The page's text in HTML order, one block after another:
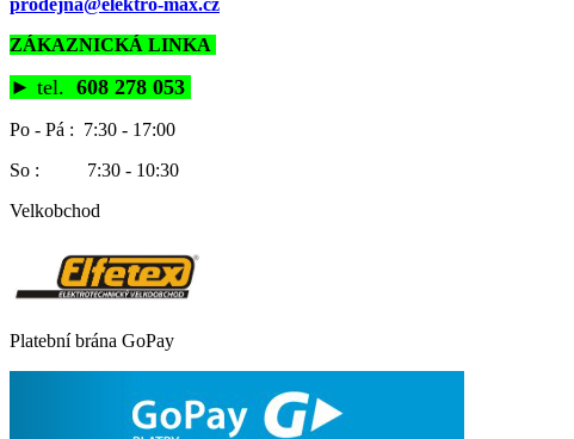
prodejna@elektro-max.cz
ZÁKAZNICKÁ LINKA
► tel. 608 278 053
Po - Pá : 7:30 - 17:00
So : 7:30 - 10:30
Velkobchod
Platební brána GoPay